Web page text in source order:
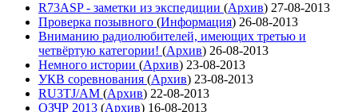
R73ASP - заметки из экспедиции (Архив) 27-08-2013
Проверка позывного (Информация) 26-08-2013
Вниманию радиолюбителей, имеющих третью и
четвёртую категории! (Архив) 26-08-2013
Немного истории (Архив) 23-08-2013
УКВ соревнования (Архив) 23-08-2013
RU3TJ/AM (Архив) 22-08-2013
ОЗЧР 2013 (Архив) 16-08-2013